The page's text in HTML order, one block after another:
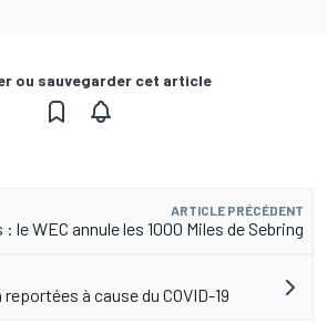
ou sauvegarder cet article
ARTICLE PRÉCÉDENT
le WEC annule les 1000 Miles de Sebring
à cause du COVID-19